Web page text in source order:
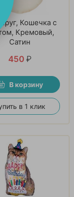
Круг, Кошечка с
Кремовый,
Сатин
450 ₽
В корзину
в 1 клик